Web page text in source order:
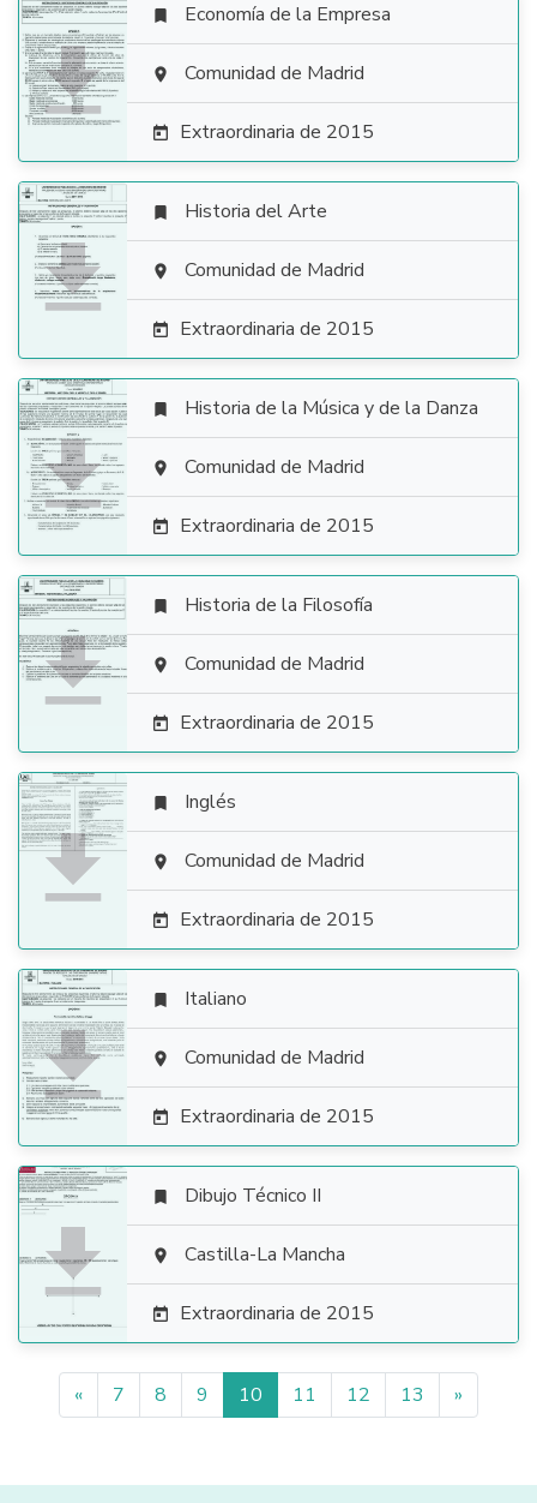

 Economía de la Empresa
 Comunidad de Madrid
 Extraordinaria de 2015

 Historia del Arte
 Comunidad de Madrid
 Extraordinaria de 2015

 Historia de la Música y de la Danza
 Comunidad de Madrid
 Extraordinaria de 2015

 Historia de la Filosofía
 Comunidad de Madrid
 Extraordinaria de 2015

 Inglés
 Comunidad de Madrid
 Extraordinaria de 2015

 Italiano
 Comunidad de Madrid
 Extraordinaria de 2015

 Dibujo Técnico II
 Castilla-La Mancha
 Extraordinaria de 2015
« 7 8 9 10 11 12 13 »